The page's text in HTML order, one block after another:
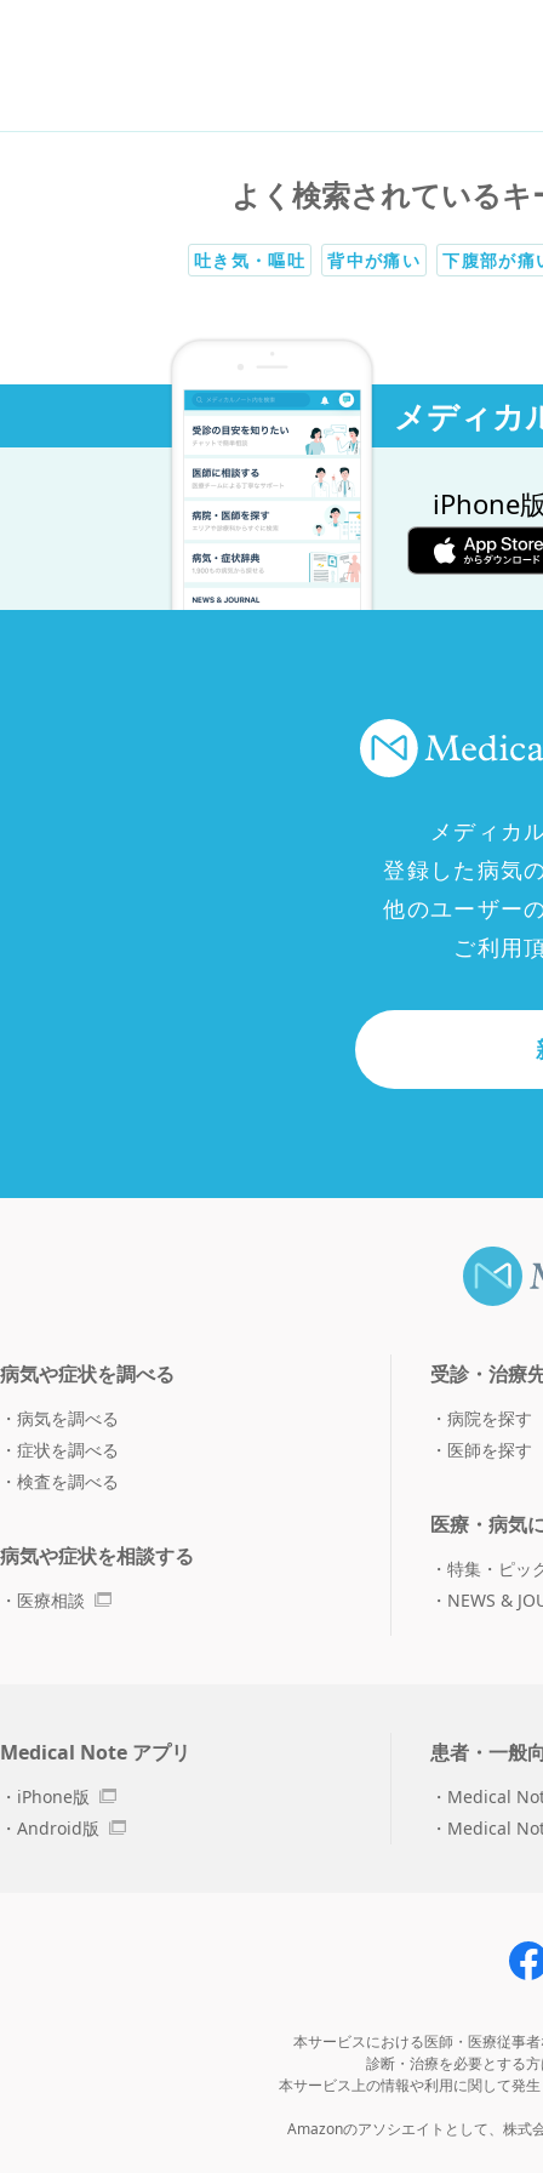
よく検索されているキ
吐き気・嘔吐 背中が痛い 下腹部が痛
メディカ
iPhone
メディカ
登録した病気
他のユーザー
ご利用
病気や症状を調べる
病気を調べる
症状を調べる
検査を調べる
病気や症状を相談する
医療相談
受診・治療
病院を探す
医師を探す
医療・病気
特集・ピッ
NEWS &
Medical Note アプリ
iPhone版
Android版
患者・一般
Medical
Medical
本サービスにおける医師・医療従事
診断・治療を必要とする
本サービス上の情報や利用に関して発
Amazonのアソシエイトとして、株式